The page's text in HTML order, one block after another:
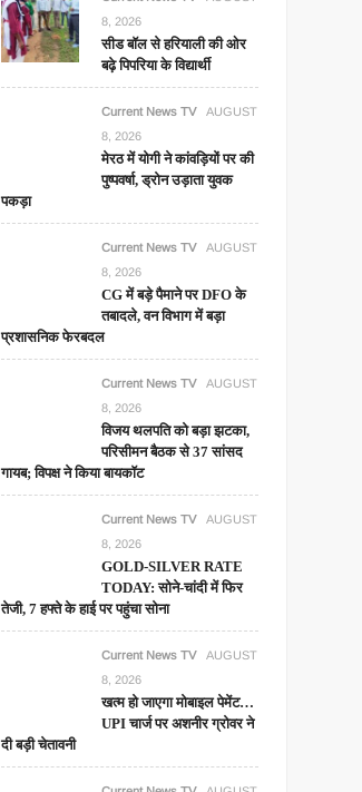
8, 2026
सीड बॉल से हरियाली की ओर
बढ़े पिपरिया के विद्यार्थी
Current News TV
AUGUST
8, 2026
मेरठ में योगी ने कांवड़ियों पर की
पुष्पवर्षा, ड्रोन उड़ाता युवक
पकड़ा
Current News TV
AUGUST
8, 2026
CG में बड़े पैमाने पर DFO के
तबादले, वन विभाग में बड़ा
प्रशासनिक फेरबदल
Current News TV
AUGUST
8, 2026
विजय थलपति को बड़ा झटका,
परिसीमन बैठक से 37 सांसद
गायब; विपक्ष ने किया बायकॉट
Current News TV
AUGUST
8, 2026
GOLD-SILVER RATE
TODAY: सोने-चांदी में फिर
तेजी, 7 हफ्ते के हाई पर पहुंचा सोना
Current News TV
AUGUST
8, 2026
खत्म हो जाएगा मोबाइल पेमेंट…
UPI चार्ज पर अशनीर ग्रोवर ने
दी बड़ी चेतावनी